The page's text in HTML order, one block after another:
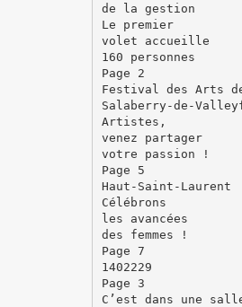
de la gestion
Le premier
volet accueille
160 personnes
Page 2
Festival des Arts
Salaberry-de-
Artistes,
venez partager
votre passion !
Page 5
Haut-Saint-Laurent
Célébrons
les avancées
des femmes !
Page 7
1402229
Page 3
C’est dans une